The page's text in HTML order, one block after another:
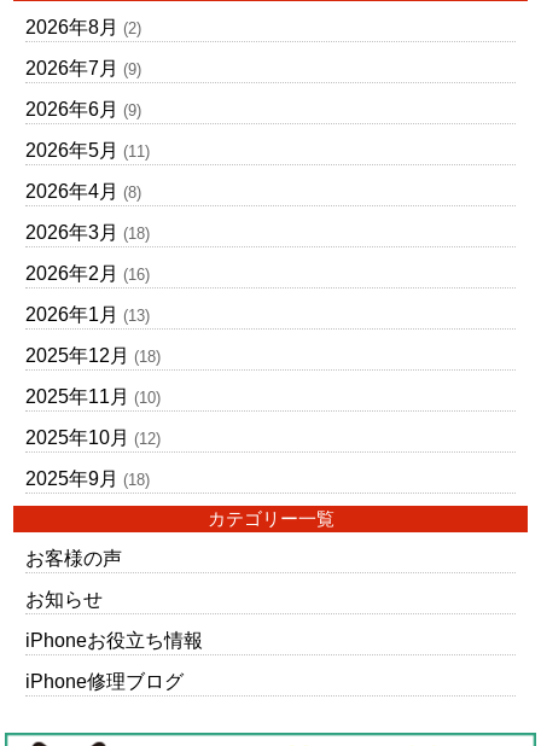
2026年8月 (2)
2026年7月 (9)
2026年6月 (9)
2026年5月 (11)
2026年4月 (8)
2026年3月 (18)
2026年2月 (16)
2026年1月 (13)
2025年12月 (18)
2025年11月 (10)
2025年10月 (12)
2025年9月 (18)
カテゴリー一覧
お客様の声
お知らせ
iPhoneお役立ち情報
iPhone修理ブログ